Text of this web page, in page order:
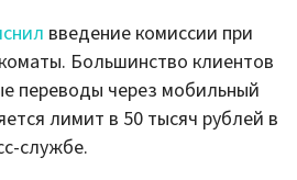
введение комиссии при
Большинство клиентов
переводы через мобильный
лимит в 50 тысяч рублей в
службе.